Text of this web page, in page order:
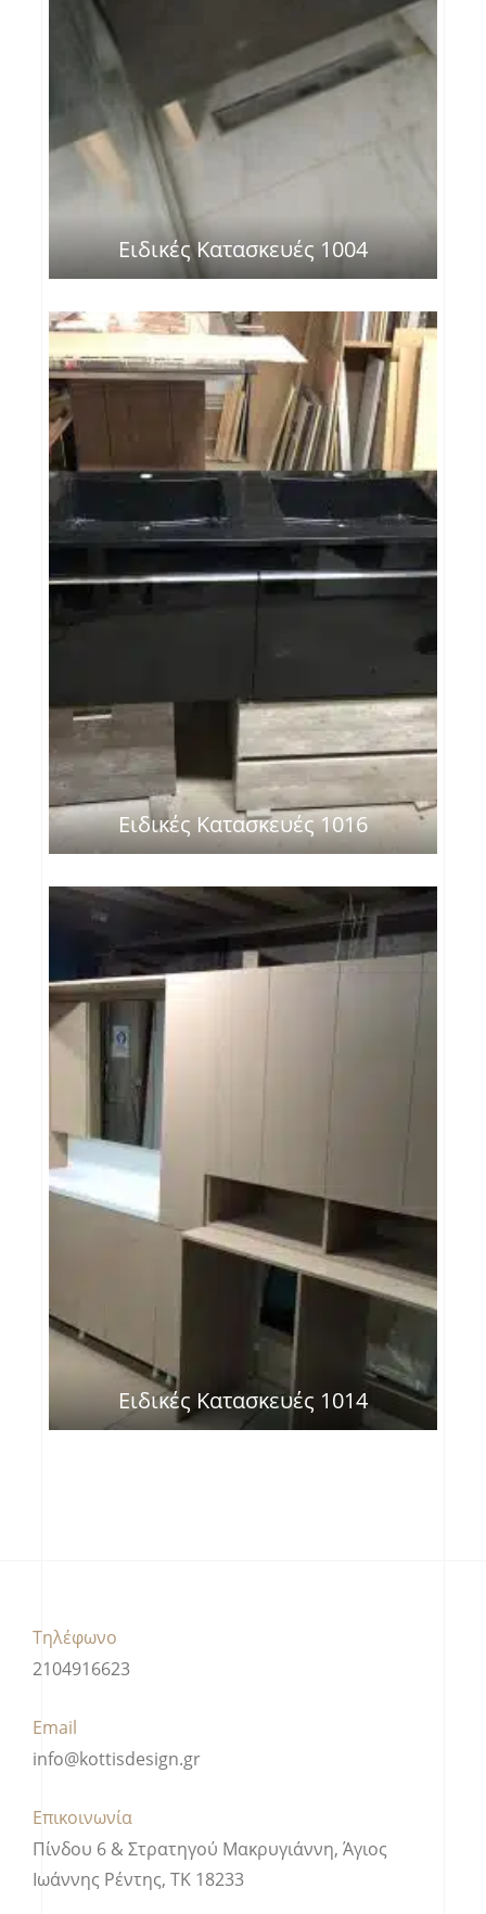
Ειδικές Κατασκευές 1004
Ειδικές Κατασκευές 1016
Ειδικές Κατασκευές 1014
Τηλέφωνο
2104916623
Email
info@kottisdesign.gr
Επικοινωνία
Πίνδου 6 & Στρατηγού Μακρυγιάννη, Άγιος
Ιωάννης Ρέντης, ΤΚ 18233